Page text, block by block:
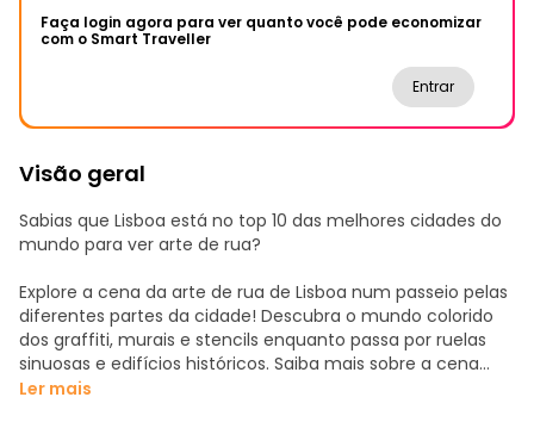
Faça login agora para ver quanto você pode economizar
com o Smart Traveller
Entrar
Visão geral
Sabias que Lisboa está no top 10 das melhores cidades do
mundo para ver arte de rua?
Explore a cena da arte de rua de Lisboa num passeio pelas
diferentes partes da cidade! Descubra o mundo colorido
dos graffiti, murais e stencils enquanto passa por ruelas
sinuosas e edifícios históricos. Saiba mais sobre a cena
artística local e as suas obras inspiradoras e descubra as
Ler mais